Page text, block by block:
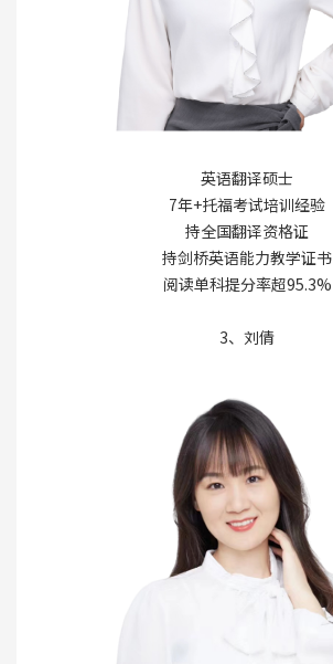
英语翻译硕士
7年+托福考试培训经验
持全国翻译资格证
持剑桥英语能力教学证书
阅读单科提分率超95.3%
3、刘倩